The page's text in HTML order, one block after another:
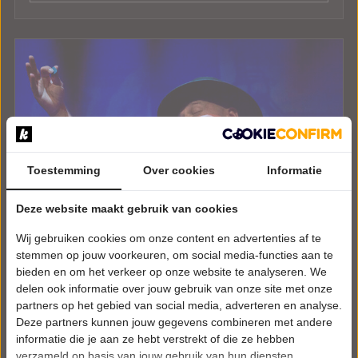
Toestemming Over cookies Informatie
Deze website maakt gebruik van cookies
Wij gebruiken cookies om onze content en advertenties af te
stemmen op jouw voorkeuren, om social media-functies aan te
bieden en om het verkeer op onze website te analyseren. We
delen ook informatie over jouw gebruik van onze site met onze
partners op het gebied van social media, adverteren en analyse.
Deze partners kunnen jouw gegevens combineren met andere
informatie die je aan ze hebt verstrekt of die ze hebben
verzameld op basis van jouw gebruik van hun diensten.